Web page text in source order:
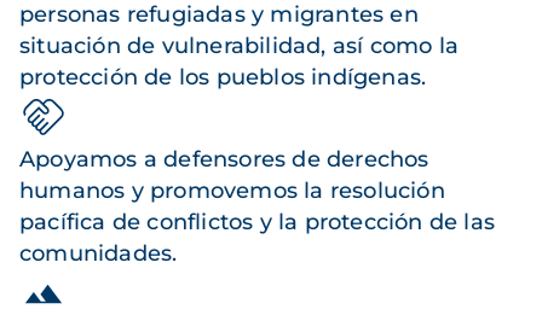
personas refugiadas y migrantes en
situación de vulnerabilidad, así como la
protección de los pueblos indígenas.
Apoyamos a defensores de derechos
humanos y promovemos la resolución
pacífica de conflictos y la protección de las
comunidades.